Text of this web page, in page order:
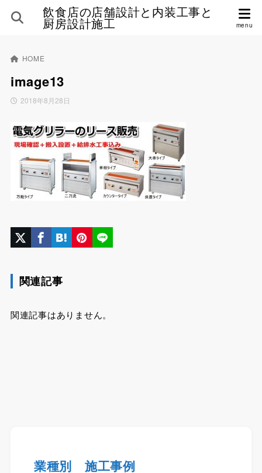
飲食店の店舗設計と内装工事と
厨房設計施工
HOME
image13
2018年8月28日
関連記事
関連記事はありません。
業種別 施工事例